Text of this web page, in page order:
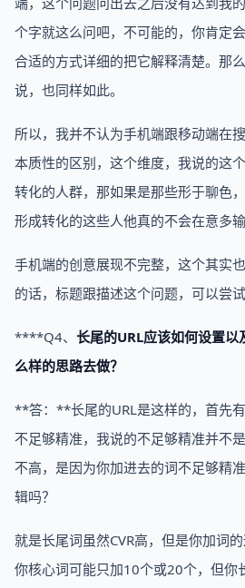
个字就这么问吧，不可能的，你肯定
合适的方式详细的把它解释清楚。那
说，也同样如此。
所以，我并不认为手机端跟移动端在
本质性的区别，这个维度，我说的这
转化的人群，那如果是那些形于聊色
形成转化的这些人他真的不会在意多
手机端的创意展现不完整，这个其实
的话，标题跟描述这个问题，可以尝试
****Q4、 长尾的URL应该如何设置
么样的思路去做？
**答：**长尾的URL是这样的，首先
不足够精准，我说的不足够精准并不
不高，是因为你加进去的词不足够精
辑吗？
就是长尾词虽然CVR高，但是你加词
你核心词可能只加10个或20个，但你